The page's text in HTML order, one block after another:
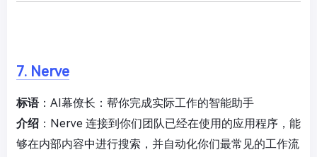
7. Nerve
标语：AI幕僚长：帮你完成实际工作的智能助手
介绍 ：Nerve 连接到你们团队已经在使用的应用程序，能
够在内部内容中进行搜索，并自动化你们最常见的工作流